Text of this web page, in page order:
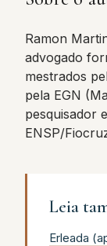
Ramon
advogado
mestrados
pela EGN
pesquisador
ENSP/
Leia
Erleada